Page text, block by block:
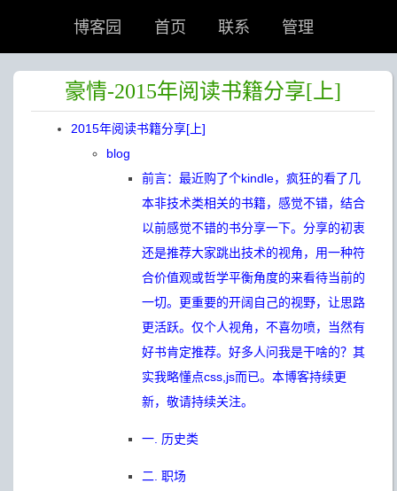
博客园 首页 联系 管理
豪情-2015年阅读书籍分享[上]
2015年阅读书籍分享[上]
blog
前言：最近购了个kindle，疯狂的看了几
本非技术类相关的书籍，感觉不错，结合
以前感觉不错的书分享一下。分享的初衷
还是推荐大家跳出技术的视角，用一种符
合价值观或哲学平衡角度的来看待当前的
一切。更重要的开阔自己的视野，让思路
更活跃。仅个人视角，不喜勿喷，当然有
好书肯定推荐。好多人问我是干啥的？其
实我略懂点css,js而已。本博客持续更
新，敬请持续关注。
一. 历史类
二. 职场